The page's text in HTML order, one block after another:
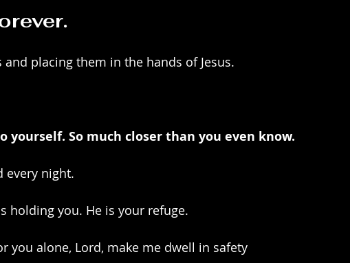
placing them in the hands of Jesus.
yourself. So much closer than you even know.
every night.
holding you. He is your refuge.
you alone, Lord, make me dwell in safety